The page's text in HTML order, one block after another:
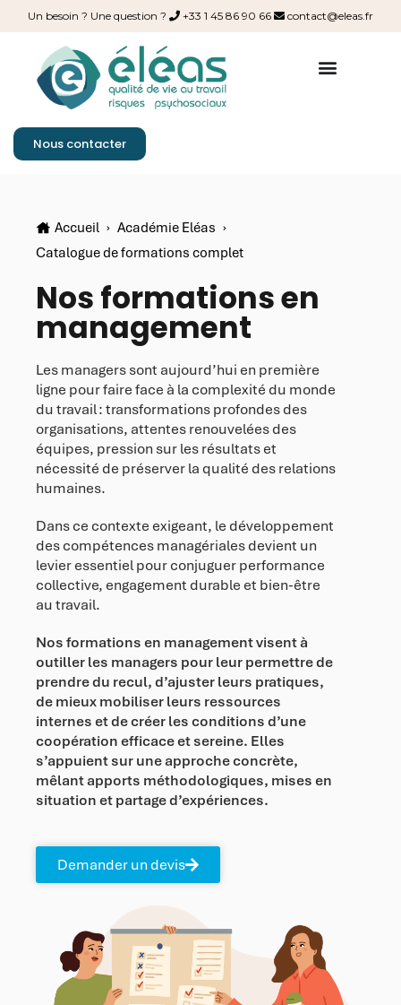
Un besoin ? Une question ? +33 1 45 86 90 66 contact@eleas.fr
Nous contacter
Accueil › Académie Eléas ›
Catalogue de formations complet
Nos formations en
management
Les managers sont aujourd’hui en première
ligne pour faire face à la complexité du monde
du travail : transformations profondes des
organisations, attentes renouvelées des
équipes, pression sur les résultats et
nécessité de préserver la qualité des relations
humaines.
Dans ce contexte exigeant, le développement
des compétences managériales devient un
levier essentiel pour conjuguer performance
collective, engagement durable et bien-être
au travail.
Nos formations en management visent à
outiller les managers pour leur permettre de
prendre du recul, d’ajuster leurs pratiques,
de mieux mobiliser leurs ressources
internes et de créer les conditions d’une
coopération efficace et sereine. Elles
s’appuient sur une approche concrète,
mêlant apports méthodologiques, mises en
situation et partage d’expériences.
Demander un devis